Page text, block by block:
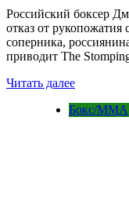
Российский боксер
отказ от
соперника,
приводит The
Читать далее
Бокс/MMA